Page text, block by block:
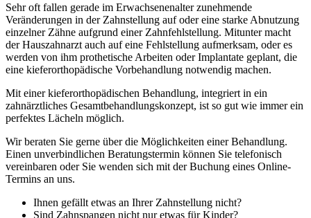
Sehr oft fallen gerade im Erwachsenenalter zunehmende
Veränderungen in der Zahnstellung auf oder eine starke Abnutzung
einzelner Zähne aufgrund einer Zahnfehlstellung. Mitunter macht
der Hauszahnarzt auch auf eine Fehlstellung aufmerksam, oder es
werden von ihm prothetische Arbeiten oder Implantate geplant, die
eine kieferorthopädische Vorbehandlung notwendig machen.
Mit einer kieferorthopädischen Behandlung, integriert in ein
zahnärztliches Gesamtbehandlungskonzept, ist so gut wie immer ein
perfektes Lächeln möglich.
Wir beraten Sie gerne über die Möglichkeiten einer Behandlung.
Einen unverbindlichen Beratungstermin können Sie telefonisch
vereinbaren oder Sie wenden sich mit der Buchung eines Online-
Termins an uns.
Ihnen gefällt etwas an Ihrer Zahnstellung nicht?
Sind Zahnspangen nicht nur etwas für Kinder?